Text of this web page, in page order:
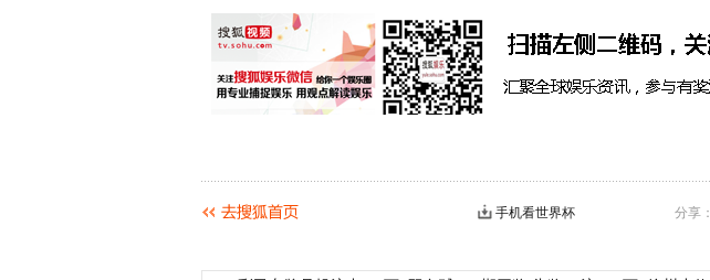
分享：
手机看世界杯